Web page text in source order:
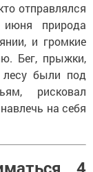
отправлялся
природа
и громкие
Бег, прыжки,
были под
рисковал
на себя